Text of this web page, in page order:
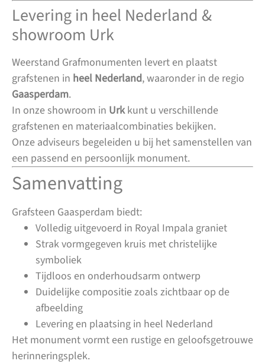
Levering in heel Nederland &
showroom Urk
Weerstand Grafmonumenten levert en plaatst
grafstenen in heel Nederland, waaronder in de regio
Gaasperdam.
In onze showroom in Urkkunt u verschillende
grafstenen en materiaalcombinaties bekijken.
Onze adviseurs begeleiden u bij het samenstellen van
een passend en persoonlijk monument.
Samenvatting
Grafsteen Gaasperdam biedt:
Volledig uitgevoerd in Royal Impala graniet
Strak vormgegeven kruis met christelijke
symboliek
Tijdloos en onderhoudsarm ontwerp
Duidelijke compositie zoals zichtbaar op de
afbeelding
Levering en plaatsing in heel Nederland
Het monument vormt een rustige en geloofsgetrouwe
herinneringsplek.